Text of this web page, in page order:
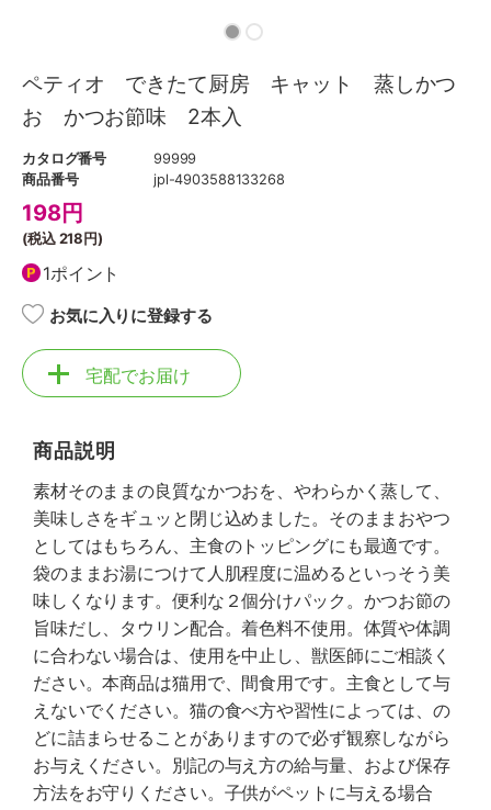
ペティオ できたて厨房 キャット 蒸しかつ
お かつお節味 2本入
カタログ番号
99999
商品番号
jpl-4903588133268
198円
(税込218円)
1ポイント
お気に入りに登録する
宅配でお届け
商品説明
素材そのままの良質なかつおを、やわらかく蒸して、
美味しさをギュッと閉じ込めました。そのままおやつ
としてはもちろん、主食のトッピングにも最適です。
袋のままお湯につけて人肌程度に温めるといっそう美
味しくなります。便利な２個分けパック。かつお節の
旨味だし、タウリン配合。着色料不使用。体質や体調
に合わない場合は、使用を中止し、獣医師にご相談く
ださい。本商品は猫用で、間食用です。主食として与
えないでください。猫の食べ方や習性によっては、の
どに詰まらせることがありますので必ず観察しながら
お与えください。別記の与え方の給与量、および保存
方法をお守りください。子供がペットに与える場合